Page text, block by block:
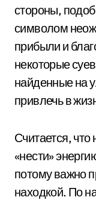
стороны,
символом
прибыли и
некоторые
найденные на
привлечь в
Считается,
«нести»
потому важно
находкой. По